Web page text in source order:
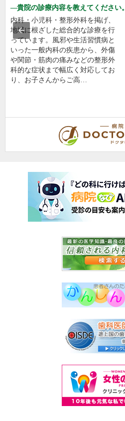
貴院の診療内容を教えてください。
内科・小児科・整形外科を掲げ、
地域に根ざした総合的な診療を行
っています。風邪や生活習慣病と
いった一般内科の疾患から、外傷
や関節・筋肉の痛みなどの整形外
科的な症状まで幅広く対応してお
り、お子さんからご高…